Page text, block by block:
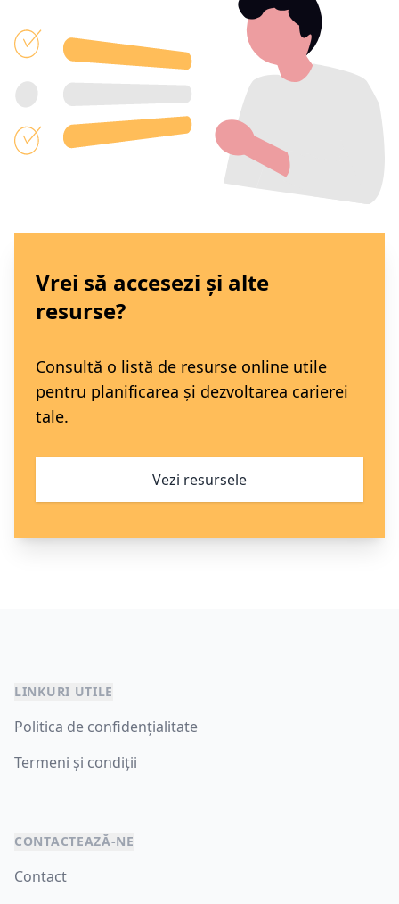
Vrei să accesezi și alte
resurse?
Consultă o listă de resurse online utile
pentru planificarea și dezvoltarea carierei
tale.
Vezi resursele
LINKURI UTILE
Politica de confidențialitate
Termeni și condiții
CONTACTEAZĂ-NE
Contact